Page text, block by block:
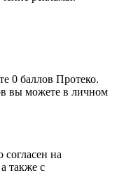
0 баллов Протеко.
вы можете в личном
на
также с